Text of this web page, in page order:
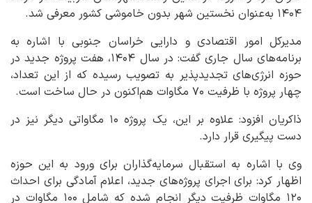
۱۴۰۴ به‌عنوان نخستین شهر بدون خاموشی کشور معرفی شد.
مدیرکل امور اقتصادی و دارایی خراسان جنوبی با اشاره به
برنامه‌های سال جاری گفت: در سال ۱۴۰۴، هفت پروژه جدید در
حوزه انرژی‌های تجدیدپذیر به تصویب رسیده که از این تعداد،
چهار پروژه با ظرفیت ۷۰ مگاوات هم‌اکنون در حال ساخت است.
ذاکریان افزود: علاوه بر این، یک پروژه ۱۰ مگاواتی دیگر نیز در
دست پیگیری قرار دارد.
وی با اشاره به استقبال سرمایه‌گذاران برای ورود به این حوزه
اظهار کرد: برای اجرای پروژه‌های جدید، اعلام آمادگی برای احداث
۱۲۰ مگاوات ظرفیت دیگر انجام شده که شامل ۱۰۰ مگاوات در